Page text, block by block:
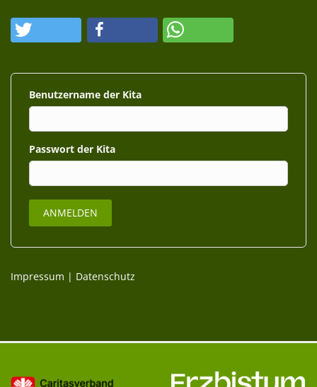
Benutzername
Passwort
Impressum | Datenschutz